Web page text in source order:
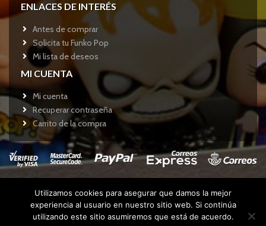
ENLACES DE INTERÉS
Antes de comprar
Solicita tu Funko Pop
Mi lista de deseos
MI CUENTA
Mi cuenta
Recuperar contraseña
Carrito de la compra
Copyright © 2017Funkotienda.com - Todos los derechos
reservados.
Utilizamos cookies para asegurar que damos la mejor
experiencia al usuario en nuestro sitio web. Si continúa
utilizando este sitio asumiremos que está de acuerdo.